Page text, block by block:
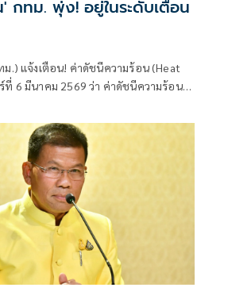
กทม. พุ่ง! อยู่ในระดับเตือน
.) แจ้งเตือน! ค่าดัชนีความร้อน (Heat
ที่ 6 มีนาคม 2569 ว่า ค่าดัชนีความร้อน